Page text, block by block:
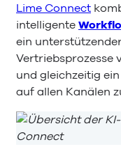
Lime Connect
intelligente
ein
Vertriebsprozesse
und gleichzeitig
auf allen Kanälen